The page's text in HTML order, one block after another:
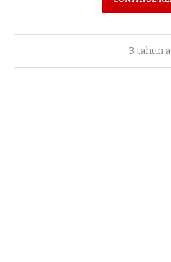
3 tahun